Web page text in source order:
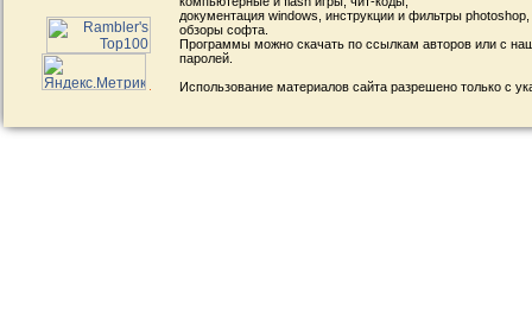
документация windows, инструкции и фильтры
обзоры софта.
Программы можно скачать по ссылкам авторов или с
паролей.
Использование материалов сайта разрешено только с